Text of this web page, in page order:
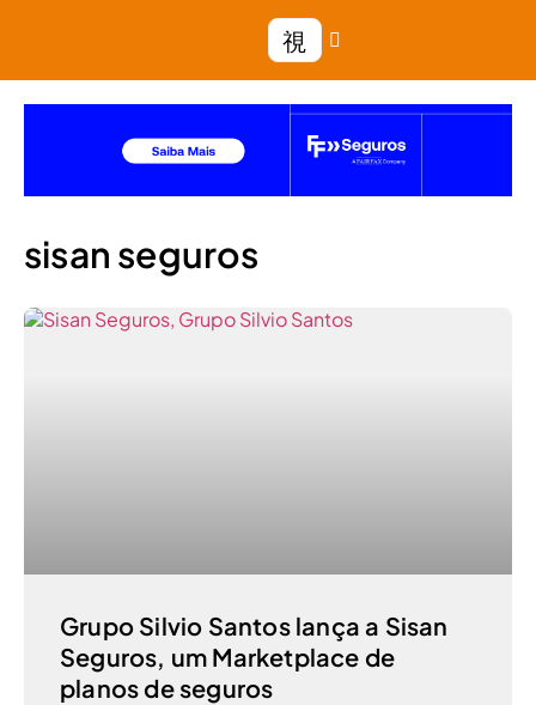
sisan seguros
Grupo Silvio Santos lança a Sisan
Seguros, um Marketplace de
planos de seguros